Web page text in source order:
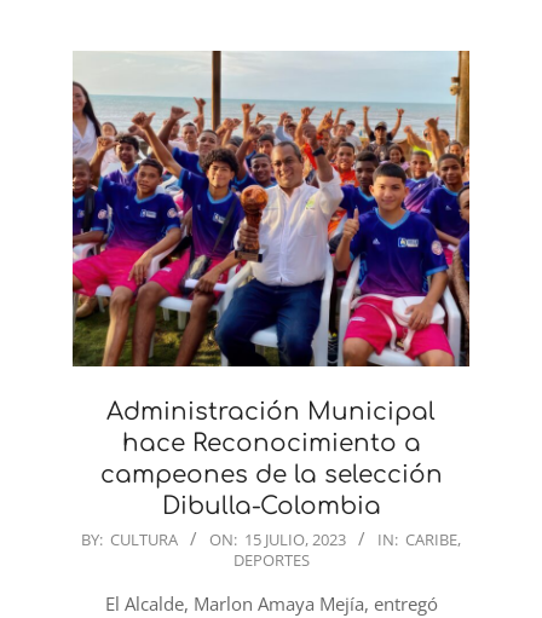
Administración Municipal
hace Reconocimiento a
campeones de la selección
Dibulla-Colombia
2023-
BY: CULTURA ON: 15 JULIO, 2023 IN: CARIBE,
DEPORTES
El Alcalde, Marlon Amaya Mejía, entregó